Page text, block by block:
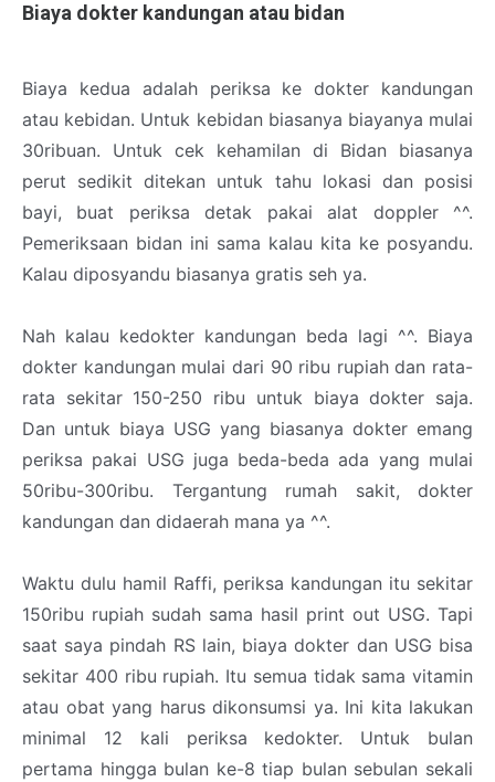
Biaya dokter kandungan atau bidan
Biaya kedua adalah periksa ke dokter kandungan
atau kebidan. Untuk kebidan biasanya biayanya mulai
30ribuan. Untuk cek kehamilan di Bidan biasanya
perut sedikit ditekan untuk tahu lokasi dan posisi
bayi, buat periksa detak pakai alat doppler ^^.
Pemeriksaan bidan ini sama kalau kita ke posyandu.
Kalau diposyandu biasanya gratis seh ya.
Nah kalau kedokter kandungan beda lagi ^^. Biaya
dokter kandungan mulai dari 90 ribu rupiah dan rata-
rata sekitar 150-250 ribu untuk biaya dokter saja.
Dan untuk biaya USG yang biasanya dokter emang
periksa pakai USG juga beda-beda ada yang mulai
50ribu-300ribu. Tergantung rumah sakit, dokter
kandungan dan didaerah mana ya ^^.
Waktu dulu hamil Raffi, periksa kandungan itu sekitar
150ribu rupiah sudah sama hasil print out USG. Tapi
saat saya pindah RS lain, biaya dokter dan USG bisa
sekitar 400 ribu rupiah. Itu semua tidak sama vitamin
atau obat yang harus dikonsumsi ya. Ini kita lakukan
minimal 12 kali periksa kedokter. Untuk bulan
pertama hingga bulan ke-8 tiap bulan sebulan sekali